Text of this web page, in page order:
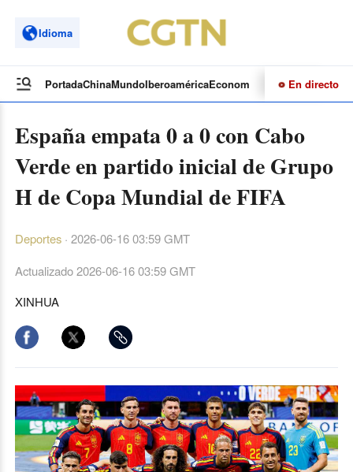
Idioma
PortadaChinaMundoIberoaméricaEconomía CulturaDeportes
En directo
España empata 0 a 0 con Cabo
Verde en partido inicial de Grupo
H de Copa Mundial de FIFA
Deportes· 2026-06-16 03:59 GMT
Actualizado2026-06-16 03:59 GMT
XINHUA